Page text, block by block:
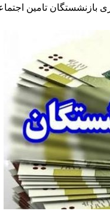
اجتماعی در مردادماه امسال طی